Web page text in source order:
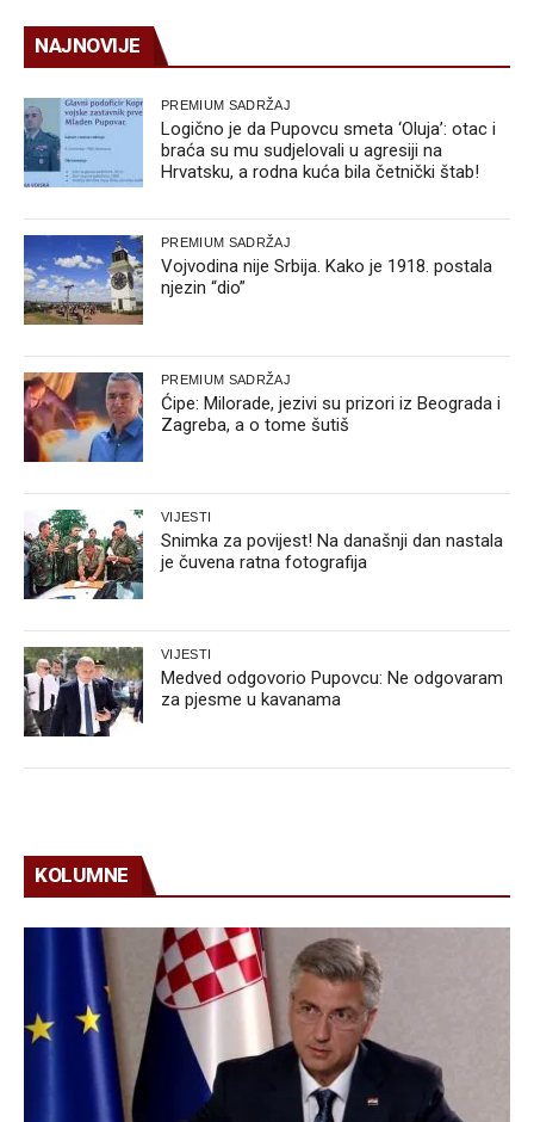
NAJNOVIJE
PREMIUM SADRŽAJ
Logično je da Pupovcu smeta ‘Oluja’: otac i
braća su mu sudjelovali u agresiji na
Hrvatsku, a rodna kuća bila četnički štab!
PREMIUM SADRŽAJ
Vojvodina nije Srbija. Kako je 1918. postala
njezin “dio”
PREMIUM SADRŽAJ
Ćipe: Milorade, jezivi su prizori iz Beograda i
Zagreba, a o tome šutiš
VIJESTI
Snimka za povijest! Na današnji dan nastala
je čuvena ratna fotografija
VIJESTI
Medved odgovorio Pupovcu: Ne odgovaram
za pjesme u kavanama
KOLUMNE